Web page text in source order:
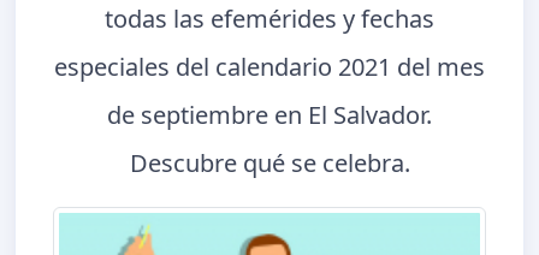
todas las efemérides y fechas
especiales del calendario 2021 del mes
de septiembre en El Salvador.
Descubre qué se celebra.